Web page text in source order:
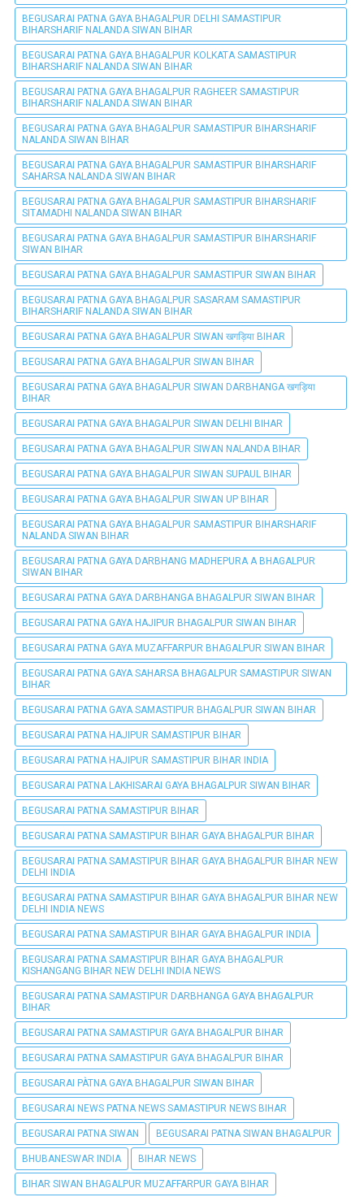
BEGUSARAI PATNA GAYA BHAGALPUR DELHI SAMASTIPUR
BIHARSHARIF NALANDA SIWAN BIHAR
BEGUSARAI PATNA GAYA BHAGALPUR KOLKATA SAMASTIPUR
BIHARSHARIF NALANDA SIWAN BIHAR
BEGUSARAI PATNA GAYA BHAGALPUR RAGHEER SAMASTIPUR
BIHARSHARIF NALANDA SIWAN BIHAR
BEGUSARAI PATNA GAYA BHAGALPUR SAMASTIPUR BIHARSHARIF
NALANDA SIWAN BIHAR
BEGUSARAI PATNA GAYA BHAGALPUR SAMASTIPUR BIHARSHARIF
SAHARSA NALANDA SIWAN BIHAR
BEGUSARAI PATNA GAYA BHAGALPUR SAMASTIPUR BIHARSHARIF
SITAMADHI NALANDA SIWAN BIHAR
BEGUSARAI PATNA GAYA BHAGALPUR SAMASTIPUR BIHARSHARIF
SIWAN BIHAR
BEGUSARAI PATNA GAYA BHAGALPUR SAMASTIPUR SIWAN BIHAR
BEGUSARAI PATNA GAYA BHAGALPUR SASARAM SAMASTIPUR
BIHARSHARIF NALANDA SIWAN BIHAR
BEGUSARAI PATNA GAYA BHAGALPUR SIWAN खगड़िया BIHAR
BEGUSARAI PATNA GAYA BHAGALPUR SIWAN BIHAR
BEGUSARAI PATNA GAYA BHAGALPUR SIWAN DARBHANGA खगड़िया
BIHAR
BEGUSARAI PATNA GAYA BHAGALPUR SIWAN DELHI BIHAR
BEGUSARAI PATNA GAYA BHAGALPUR SIWAN NALANDA BIHAR
BEGUSARAI PATNA GAYA BHAGALPUR SIWAN SUPAUL BIHAR
BEGUSARAI PATNA GAYA BHAGALPUR SIWAN UP BIHAR
BEGUSARAI PATNA GAYA BHAGALPUR SAMASTIPUR BIHARSHARIF
NALANDA SIWAN BIHAR
BEGUSARAI PATNA GAYA DARBHANG MADHEPURA A BHAGALPUR
SIWAN BIHAR
BEGUSARAI PATNA GAYA DARBHANGA BHAGALPUR SIWAN BIHAR
BEGUSARAI PATNA GAYA HAJIPUR BHAGALPUR SIWAN BIHAR
BEGUSARAI PATNA GAYA MUZAFFARPUR BHAGALPUR SIWAN BIHAR
BEGUSARAI PATNA GAYA SAHARSA BHAGALPUR SAMASTIPUR SIWAN
BIHAR
BEGUSARAI PATNA GAYA SAMASTIPUR BHAGALPUR SIWAN BIHAR
BEGUSARAI PATNA HAJIPUR SAMASTIPUR BIHAR
BEGUSARAI PATNA HAJIPUR SAMASTIPUR BIHAR INDIA
BEGUSARAI PATNA LAKHISARAI GAYA BHAGALPUR SIWAN BIHAR
BEGUSARAI PATNA SAMASTIPUR BIHAR
BEGUSARAI PATNA SAMASTIPUR BIHAR GAYA BHAGALPUR BIHAR
BEGUSARAI PATNA SAMASTIPUR BIHAR GAYA BHAGALPUR BIHAR NEW
DELHI INDIA
BEGUSARAI PATNA SAMASTIPUR BIHAR GAYA BHAGALPUR BIHAR NEW
DELHI INDIA NEWS
BEGUSARAI PATNA SAMASTIPUR BIHAR GAYA BHAGALPUR INDIA
BEGUSARAI PATNA SAMASTIPUR BIHAR GAYA BHAGALPUR
KISHANGANG BIHAR NEW DELHI INDIA NEWS
BEGUSARAI PATNA SAMASTIPUR DARBHANGA GAYA BHAGALPUR
BIHAR
BEGUSARAI PATNA SAMASTIPUR GAYA BHAGALPUR BIHAR
BEGUSARAI PATNA SAMASTIPUR GAYA BHAGALPUR BIHAR
BEGUSARAI PÀTNA GAYA BHAGALPUR SIWAN BIHAR
BEGUSARAI NEWS PATNA NEWS SAMASTIPUR NEWS BIHAR
BEGUSARAI PATNA SIWAN BEGUSARAI PATNA SIWAN BHAGALPUR
BHUBANESWAR INDIA BIHAR NEWS
BIHAR SIWAN BHAGALPUR MUZAFFARPUR GAYA BIHAR